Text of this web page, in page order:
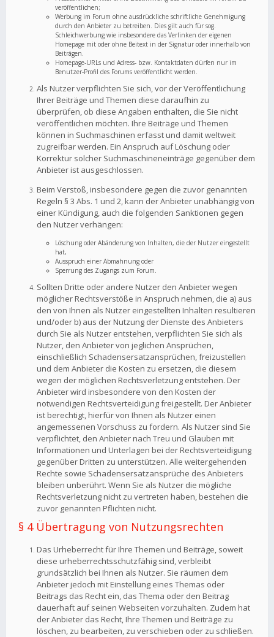
veröffentlichen;
Werbung im Forum ohne ausdrückliche schriftliche Genehmigung
durch den Anbieter zu betreiben. Dies gilt auch für sog.
Schleichwerbung wie insbesondere das Verlinken der eigenen
Homepage mit oder ohne Beitext in der Signatur oder innerhalb von
Beiträgen.
Homepage-URLs und Adress- bzw. Kontaktdaten dürfen nur im
Benutzer-Profil des Forums veröffentlicht werden.
Als Nutzer verpflichten Sie sich, vor der Veröffentlichung
Ihrer Beiträge und Themen diese daraufhin zu
überprüfen, ob diese Angaben enthalten, die Sie nicht
veröffentlichen möchten. Ihre Beiträge und Themen
können in Suchmaschinen erfasst und damit weltweit
zugreifbar werden. Ein Anspruch auf Löschung oder
Korrektur solcher Suchmaschineneinträge gegenüber dem
Anbieter ist ausgeschlossen.
Beim Verstoß, insbesondere gegen die zuvor genannten
Regeln § 3 Abs. 1 und 2, kann der Anbieter unabhängig von
einer Kündigung, auch die folgenden Sanktionen gegen
den Nutzer verhängen:
Löschung oder Abänderung von Inhalten, die der Nutzer eingestellt
hat,
Ausspruch einer Abmahnung oder
Sperrung des Zugangs zum Forum.
Sollten Dritte oder andere Nutzer den Anbieter wegen
möglicher Rechtsverstöße in Anspruch nehmen, die a) aus
den von Ihnen als Nutzer eingestellten Inhalten resultieren
und/oder b) aus der Nutzung der Dienste des Anbieters
durch Sie als Nutzer entstehen, verpflichten Sie sich als
Nutzer, den Anbieter von jeglichen Ansprüchen,
einschließlich Schadensersatzansprüchen, freizustellen
und dem Anbieter die Kosten zu ersetzen, die diesem
wegen der möglichen Rechtsverletzung entstehen. Der
Anbieter wird insbesondere von den Kosten der
notwendigen Rechtsverteidigung freigestellt. Der Anbieter
ist berechtigt, hierfür von Ihnen als Nutzer einen
angemessenen Vorschuss zu fordern. Als Nutzer sind Sie
verpflichtet, den Anbieter nach Treu und Glauben mit
Informationen und Unterlagen bei der Rechtsverteidigung
gegenüber Dritten zu unterstützen. Alle weitergehenden
Rechte sowie Schadensersatzansprüche des Anbieters
bleiben unberührt. Wenn Sie als Nutzer die mögliche
Rechtsverletzung nicht zu vertreten haben, bestehen die
zuvor genannten Pflichten nicht.
§ 4 Übertragung von Nutzungsrechten
Das Urheberrecht für Ihre Themen und Beiträge, soweit
diese urheberrechtsschutzfähig sind, verbleibt
grundsätzlich bei Ihnen als Nutzer. Sie räumen dem
Anbieter jedoch mit Einstellung eines Themas oder
Beitrags das Recht ein, das Thema oder den Beitrag
dauerhaft auf seinen Webseiten vorzuhalten. Zudem hat
der Anbieter das Recht, Ihre Themen und Beiträge zu
löschen, zu bearbeiten, zu verschieben oder zu schließen.